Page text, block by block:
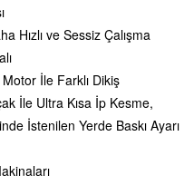
Hızlı ve Sessiz Çalışma
İle Farklı Dikiş
İle Ultra Kısa İp Kesme,
İstenilen Yerde Baskı Ayarı